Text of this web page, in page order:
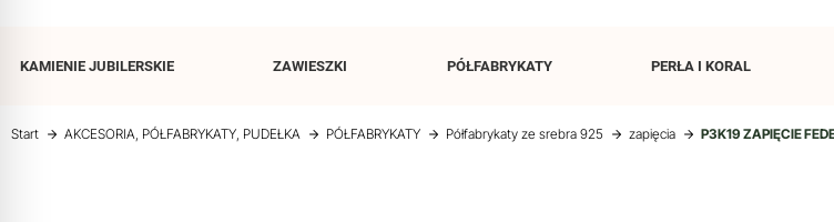
KAMIENIE JUBILERSKIE ZAWIESZKI PÓŁFABRYKATY PERŁA I KORAL
Start AKCESORIA, PÓŁFABRYKATY, PUDEŁKA PÓŁFABRYKATY Półfabrykaty ze srebra 925 zapięcia P3K19 ZAPIĘCIE